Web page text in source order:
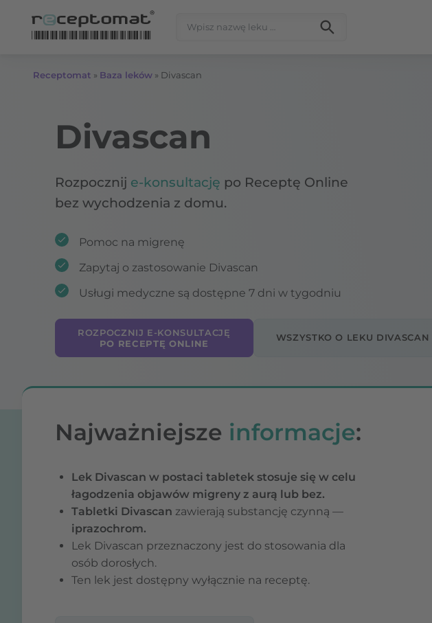
Receptomat » Baza leków » Divascan
Divascan
Rozpocznij e-konsultację po Receptę Online
bez wychodzenia z domu.
Pomoc na migrenę
Zapytaj o zastosowanie Divascan
Usługi medyczne są dostępne 7 dni w tygodniu
ROZPOCZNIJ E-KONSULTACJĘ
PO RECEPTĘ ONLINE
WSZYSTKO O LEKU DIVASCAN
Najważniejsze informacje:
Lek Divascan w postaci tabletek stosuje się w celu
łagodzenia objawów migreny z aurą lub bez.
Tabletki Divascan zawierają substancję czynną —
iprazochrom.
Lek Divascan przeznaczony jest do stosowania dla
osób dorosłych.
Ten lek jest dostępny wyłącznie na receptę.